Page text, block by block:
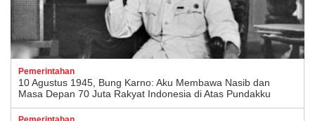
Pemerintahan
10 Agustus 1945, Bung Karno: Aku Membawa Nasib dan
Masa Depan 70 Juta Rakyat Indonesia di Atas Pundakku